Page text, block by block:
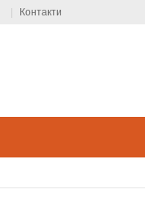
Контакти